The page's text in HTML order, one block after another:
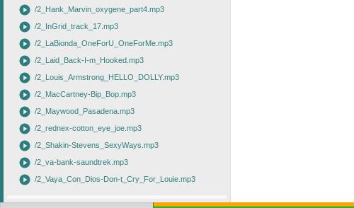
play_circle /2_Hank_Marvin_oxygene_part4.mp3
play_circle /2_InGrid_track_17.mp3
play_circle /2_LaBionda_OneForU_OneForMe.mp3
play_circle /2_Laid_Back-I-m_Hooked.mp3
play_circle /2_Louis_Armstrong_HELLO_DOLLY.mp3
play_circle /2_MacCartney-Bip_Bop.mp3
play_circle /2_Maywood_Pasadena.mp3
play_circle /2_rednex-cotton_eye_joe.mp3
play_circle /2_Shakin-Stevens_SexyWays.mp3
play_circle /2_va-bank-saundtrek.mp3
play_circle /2_Vaya_Con_Dios-Don-t_Cry_For_Louie.mp3